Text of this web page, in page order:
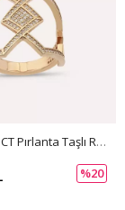
Centro 0.64 CT Pırlanta Taşlı Rose Altın Yüzük
%20